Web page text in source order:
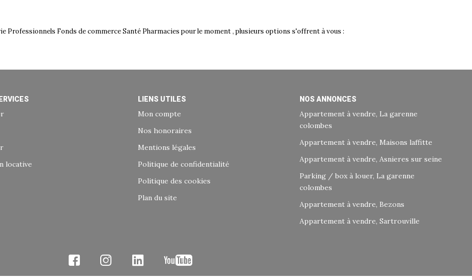
Professionnels Fonds de commerce Santé Pharmacies pour le moment , plusieurs options s'offrent à vous :
locative
LIENS UTILES
Mon compte
Nos honoraires
Mentions légales
Politique de confidentialité
Politique des cookies
Plan du site
NOS ANNONCES
Appartement à vendre, La garenne
colombes
Appartement à vendre, Maisons laffitte
Appartement à vendre, Asnieres sur seine
Parking / box à louer, La garenne
colombes
Appartement à vendre, Bezons
Appartement à vendre, Sartrouville